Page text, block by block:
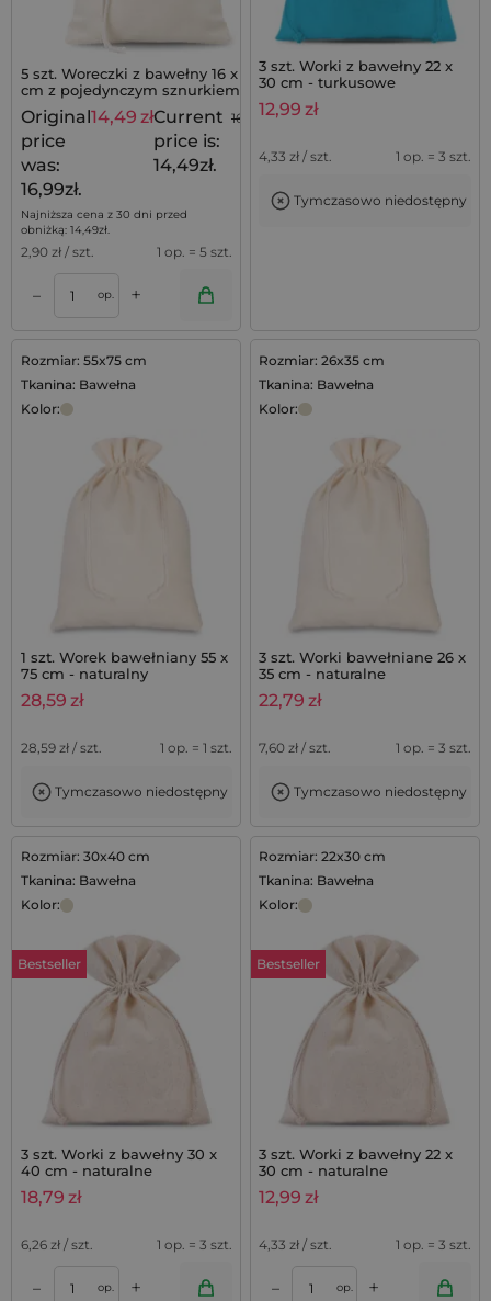
5 szt. Woreczki z bawełny 16 x 22
cm z pojedynczym sznurkiem -
naturalne, na prezenty
16,99 zł
Original
price
was:
16,99zł.
14,49 złCurrent
price is:
14,49zł.
Najniższa cena z 30 dni przed
obniżką: 14,49zł.
2,90 zł / szt. 1 op. = 5 szt.
– op. +
3 szt. Worki z bawełny 22 x
30 cm - turkusowe
12,99 zł
4,33 zł / szt. 1 op. = 3 szt.
Tymczasowo niedostępny
Rozmiar: 55x75 cm
Tkanina: Bawełna
Kolor:
1 szt. Worek bawełniany 55 x
75 cm - naturalny
28,59 zł
28,59 zł / szt. 1 op. = 1 szt.
Tymczasowo niedostępny
Rozmiar: 26x35 cm
Tkanina: Bawełna
Kolor:
3 szt. Worki bawełniane 26 x
35 cm - naturalne
22,79 zł
7,60 zł / szt. 1 op. = 3 szt.
Tymczasowo niedostępny
Rozmiar: 30x40 cm
Tkanina: Bawełna
Kolor:
Bestseller
3 szt. Worki z bawełny 30 x
40 cm - naturalne
18,79 zł
6,26 zł / szt. 1 op. = 3 szt.
– op. +
Rozmiar: 22x30 cm
Tkanina: Bawełna
Kolor:
Bestseller
3 szt. Worki z bawełny 22 x
30 cm - naturalne
12,99 zł
4,33 zł / szt. 1 op. = 3 szt.
– op. +